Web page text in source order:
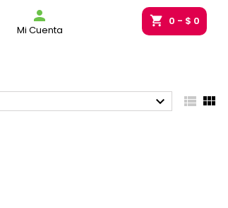
shopping_cart 0 - $ 0

Mi Cuenta
  